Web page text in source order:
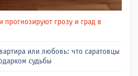
прогнозируют грозу и град в
или любовь: что саратовцы
судьбы